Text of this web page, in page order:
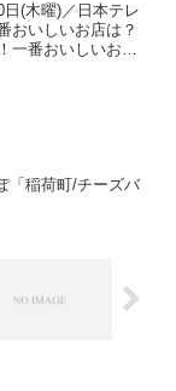
日(木曜)／日本テレ
おいしいお店は？
一番おいしいお店
「稲荷町/チーズバ